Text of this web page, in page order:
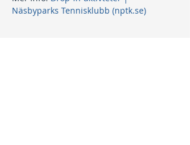
Näsbyparks Tennisklubb (nptk.se)